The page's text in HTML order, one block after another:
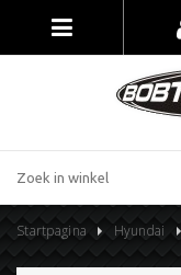
Startpagina Hyundai